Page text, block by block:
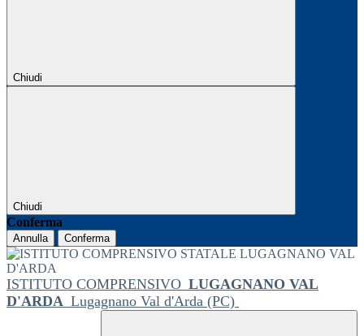
Chiudi
Chiudi
Conferma
Annulla Conferma
ISTITUTO COMPRENSIVO LUGAGNANO VAL
D'ARDA Lugagnano Val d'Arda (PC)